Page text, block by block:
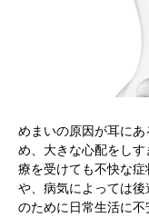
めまいの原因が耳に
め、大きな心配をし
療を受けても不快な
や、病気によっては
のために日常生活に